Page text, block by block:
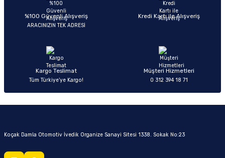
%100 Güvenli Alışveriş
ARACINIZIN TEK ADRESİ
Kredi Kartı ile Alışveriş
Kargo Teslimat
Tüm Türkiye’ye Kargo!
Müşteri Hizmetleri
0 312 394 18 71
Koçak Damla Otomotiv İvedik Organize Sanayi Sitesi 1338. Sokak No:23